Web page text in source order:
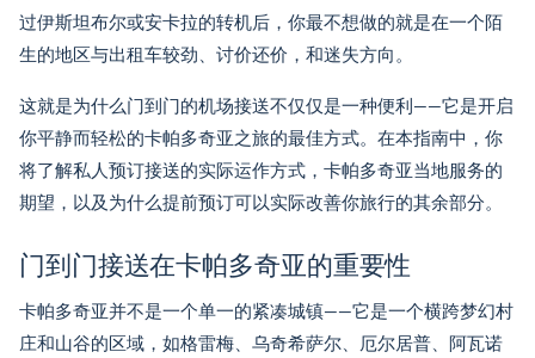
过伊斯坦布尔或安卡拉的转机后，你最不想做的就是在一个陌
生的地区与出租车较劲、讨价还价，和迷失方向。
这就是为什么门到门的机场接送不仅仅是一种便利——它是开启
你平静而轻松的卡帕多奇亚之旅的最佳方式。在本指南中，你
将了解私人预订接送的实际运作方式，卡帕多奇亚当地服务的
期望，以及为什么提前预订可以实际改善你旅行的其余部分。
门到门接送在卡帕多奇亚的重要性
卡帕多奇亚并不是一个单一的紧凑城镇——它是一个横跨梦幻村
庄和山谷的区域，如格雷梅、乌奇希萨尔、厄尔居普、阿瓦诺